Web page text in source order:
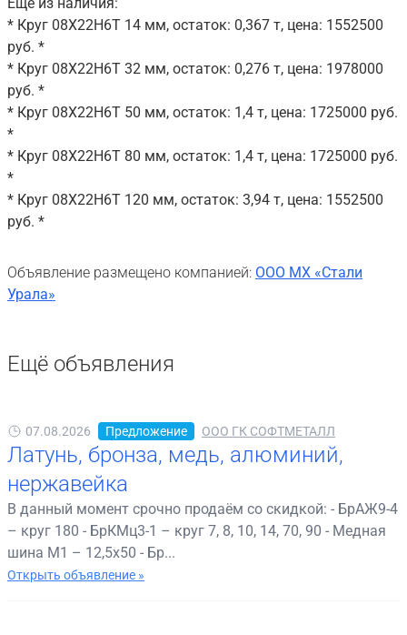
* Круг 08Х22Н6Т 14 мм, остаток: 0,367 т, цена: 1552500
руб. *
* Круг 08Х22Н6Т 32 мм, остаток: 0,276 т, цена: 1978000
руб. *
* Круг 08Х22Н6Т 50 мм, остаток: 1,4 т, цена: 1725000 руб.
*
* Круг 08Х22Н6Т 80 мм, остаток: 1,4 т, цена: 1725000 руб.
*
* Круг 08Х22Н6Т 120 мм, остаток: 3,94 т, цена: 1552500
руб. *
Объявление размещено компанией: ООО МХ «Стали
Урала»
Ещё объявления
07.08.2026 Предложение ООО ГК СОФТМЕТАЛЛ
Латунь, бронза, медь, алюминий,
нержавейка
В данный момент срочно продаём со скидкой: - БрАЖ9-4
– круг 180 - БрКМц3-1 – круг 7, 8, 10, 14, 70, 90 - Медная
шина М1 – 12,5х50 - Бр...
Открыть объявление »